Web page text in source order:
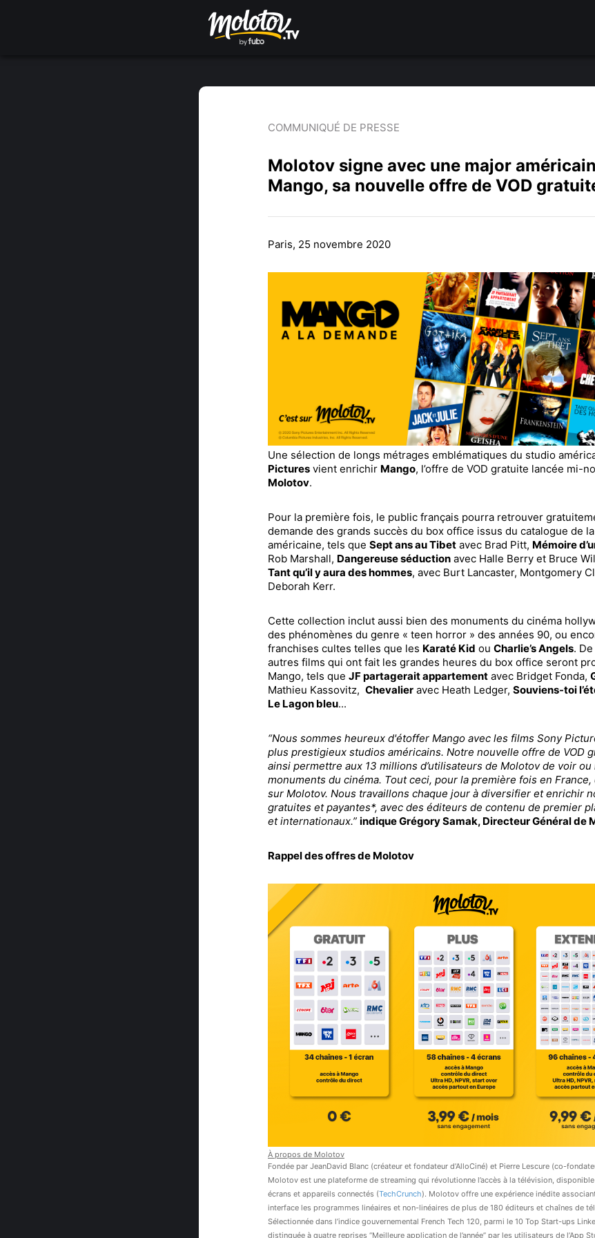
COMMUNIQUÉ DE PRESSE
Molotov signe avec une major
Mango, sa nouvelle offre de VOD
Paris, 25 novembre 2020
Une sélection de longs métrages emblématiques du studio
Pictures vient enrichir Mango, l’offre de VOD gratuite lancée mi-
Molotov.
Pour la première fois, le public français pourra retrouver
demande des grands succès du box office issus du catalogue de
américaine, tels que Sept ans au Tibet avec Brad Pitt, Mémoire
Rob Marshall, Dangereuse séduction avec Halle Berry et Bruce
Tant qu’il y aura des hommes, avec Burt Lancaster, Montgomery
Deborah Kerr.
Cette collection inclut aussi bien des monuments du cinéma
des phénomènes du genre « teen horror » des années 90, ou
franchises cultes telles que les Karaté Kid ou Charlie’s Angels.
autres films qui ont fait les grandes heures du box office seront
Mango, tels que JF partagerait appartement avec Bridget Fonda,
Mathieu Kassovitz, Chevalier avec Heath Ledger, Souviens-toi
Le Lagon bleu...
“Nous sommes heureux d'étoffer Mango avec les films Sony
plus prestigieux studios américains. Notre nouvelle offre de VOD
ainsi permettre aux 13 millions d’utilisateurs de Molotov de voir
monuments du cinéma. Tout ceci, pour la première fois en
sur Molotov. Nous travaillons chaque jour à diversifier et enrichir
gratuites et payantes*, avec des éditeurs de contenu de premier
et internationaux.” indique Grégory Samak, Directeur Général de
Rappel des offres de Molotov
À propos de Molotov
Fondée par JeanDavid Blanc (créateur et fondateur d’AlloCiné) et Pierre Lescure (co-
Molotov est une plateforme de streaming qui révolutionne l’accès à la télévision,
écrans et appareils connectés (TechCrunch). Molotov offre une expérience inédite
interface les programmes linéaires et non-linéaires de plus de 180 éditeurs et chaînes de
Sélectionnée dans l’indice gouvernemental French Tech 120, parmi le 10 Top Start-ups
distinguée à quatre reprises ‘‘Meilleure application de l’année’’ par les utilisateurs de l’App